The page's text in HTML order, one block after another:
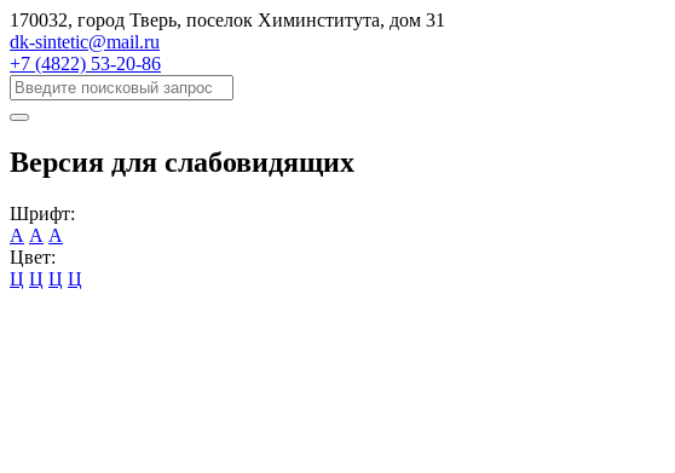
170032, город Тверь, поселок Химинститута, дом 31
dk-sintetic@mail.ru
+7 (4822) 53-20-86
Версия для слабовидящих
Шрифт:
А А А
Цвет:
Ц Ц Ц Ц